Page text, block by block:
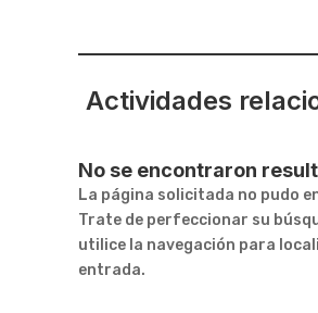
Actividades
No se encontraron
La página solicitada no pudo
Trate de perfeccionar su
utilice la navegación para
entrada.